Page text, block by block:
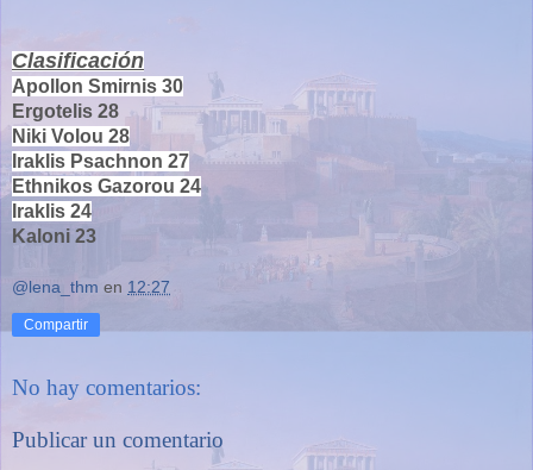
Clasificación
Apollon Smirnis 30
Ergotelis 28
Niki Volou 28
Iraklis Psachnon 27
Ethnikos Gazorou 24
Iraklis 24
Kaloni 23
@lena_thm en 12:27
Compartir
No hay comentarios:
Publicar un comentario